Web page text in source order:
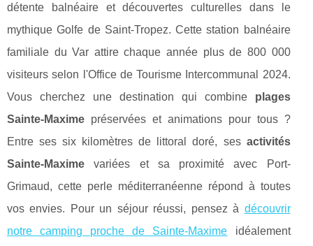
détente balnéaire et découvertes culturelles dans le
mythique Golfe de Saint-Tropez. Cette station balnéaire
familiale du Var attire chaque année plus de 800 000
visiteurs selon l'Office de Tourisme Intercommunal 2024.
Vous cherchez une destination qui combine plages
Sainte-Maxime préservées et animations pour tous ?
Entre ses six kilomètres de littoral doré, ses activités
Sainte-Maxime variées et sa proximité avec Port-
Grimaud, cette perle méditerranéenne répond à toutes
vos envies. Pour un séjour réussi, pensez à découvrir
notre camping proche de Sainte-Maxime idéalement